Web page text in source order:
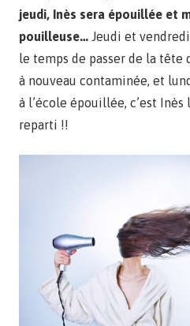
jeudi, Inès sera épouillée et
pouilleuse… Jeudi et
le temps de passer de la tête
à nouveau contaminée, et
à l’école épouillée, c’est
reparti !!